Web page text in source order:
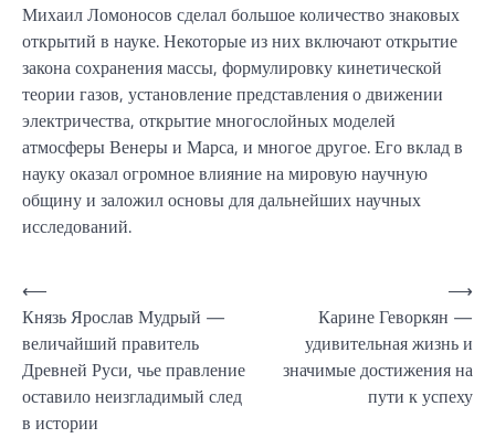
Михаил Ломоносов сделал большое количество знаковых
открытий в науке. Некоторые из них включают открытие
закона сохранения массы, формулировку кинетической
теории газов, установление представления о движении
электричества, открытие многослойных моделей
атмосферы Венеры и Марса, и многое другое. Его вклад в
науку оказал огромное влияние на мировую научную
общину и заложил основы для дальнейших научных
исследований.
Навигация
по
записям
⟵
Князь Ярослав Мудрый —
величайший правитель
Древней Руси, чье правление
оставило неизгладимый след
в истории
Карине Геворкян —
удивительная жизнь и
значимые достижения на
пути к успеху
⟶